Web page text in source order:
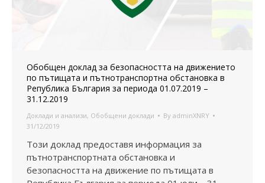
Обобщен доклад за безопасността на движението
по пътищата и пътнотранспортна обстановка в
Република България за периода 01.07.2019 –
31.12.2019
Доклади и анализи, Обобщени доклади By adminXNRY
31/12/2019
Този доклад предоставя информация за
пътнотранспортната обстановка и
безопасността на движение по пътищата в